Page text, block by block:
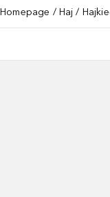
Homepage Haj